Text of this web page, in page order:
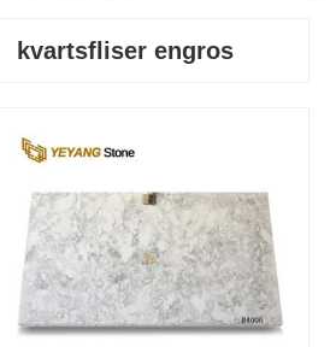
kvartsfliser engros